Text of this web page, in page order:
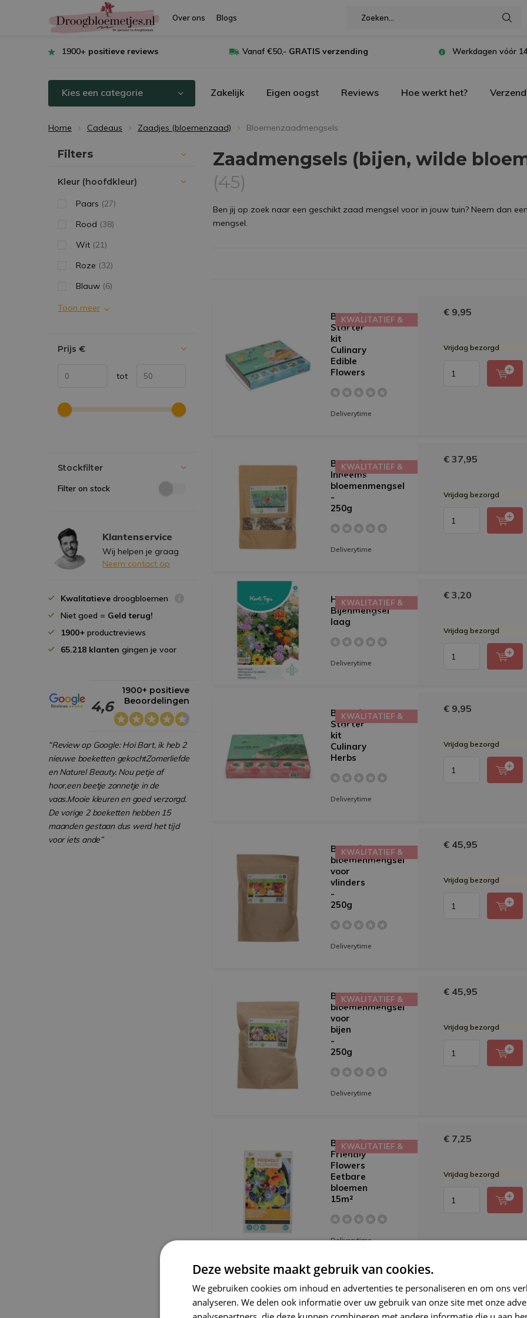
Over ons Blogs
1900+ positieve reviews Vanaf €50,- GRATIS verzending Werkdagen vóór
Kies een categorie Zakelijk Eigen oogst Reviews Hoe werkt het?
Home Cadeaus Zaadjes (bloemenzaad) Bloemenzaadmengsels
Zaadmengsels (bijen, wilde
(45)
Ben jij op zoek naar een geschikt zaad mengsel voor in jouw tuin? Neem dan
mengsel.
Buzzy®
Starter
kit
Culinary
Edible
Flowers
Deliverytime
€ 9,95
Vrijdag bezorgd
KWALITATIEF &
EDUCATIEF
Buzzy®
Inheems
bloemenmengsel
-
250g
Deliverytime
€ 37,95
Vrijdag bezorgd
KWALITATIEF &
EDUCATIEF
HT
Bijenmengsel
laag
Deliverytime
€ 3,20
Vrijdag bezorgd
KWALITATIEF &
EDUCATIEF
Buzzy®
Starter
kit
Culinary
Herbs
Deliverytime
€ 9,95
Vrijdag bezorgd
KWALITATIEF &
EDUCATIEF
Buzzy®
bloemenmengsel
voor
vlinders
-
250g
Deliverytime
€ 45,95
Vrijdag bezorgd
KWALITATIEF &
EDUCATIEF
Buzzy®
bloemenmengsel
voor
bijen
-
250g
Deliverytime
€ 45,95
Vrijdag bezorgd
KWALITATIEF &
EDUCATIEF
Buzzy®
Friendly
Flowers
Eetbare
bloemen
15m²
Deliverytime
€ 7,25
Vrijdag bezorgd
KWALITATIEF &
EDUCATIEF
Buzzy®
Friendly
Flowers
€ 7,25
KWALITATIEF &
EDUCATIEF
Sorteren op:
Filters
Kleur (hoofdkleur)
Paars (27)
Rood (38)
Wit (21)
Roze (32)
Blauw (6)
Toon meer
Prijs €
tot
Stockfilter
Filter on stock
Klantenservice
Wij helpen je graag
Neem contact op
Kwalitatieve droogbloemen
Niet goed = Geld terug!
1900+ productreviews
65.218 klanten gingen je voor
4,6
1900+ positieve
Beoordelingen
“Review op Google: Hoi Bart, ik heb 2
nieuwe boeketten gekochtZomerliefde
en Naturel Beauty. Nou petje af
hoor,een beetje zonnetje in de
vaas.Mooie kleuren en goed verzorgd.
De vorige 2 boeketten hebben 15
maanden gestaan dus werd het tijd
voor iets ande”
Deze website maakt gebruik van cookies.
We gebruiken cookies om inhoud en advertenties te personaliseren en om ons
analyseren. We delen ook informatie over uw gebruik van onze site met onze